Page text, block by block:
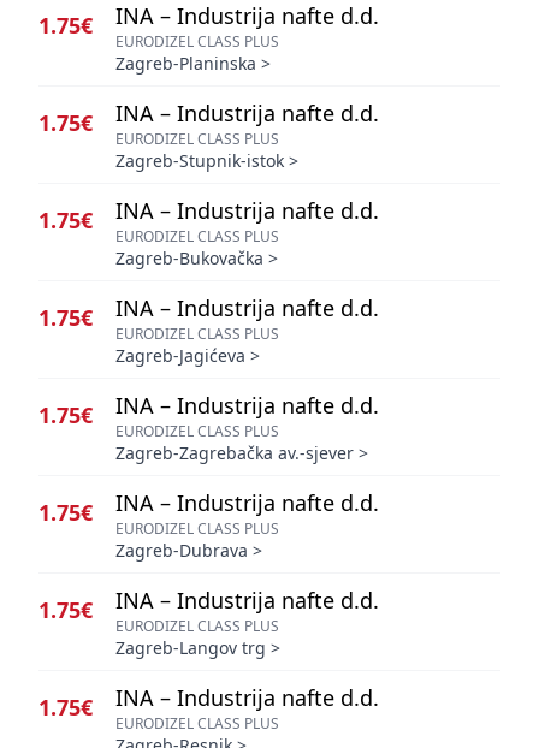
1.75€ INA – Industrija nafte d.d.
EURODIZEL CLASS PLUS
Zagreb-Planinska >
1.75€ INA – Industrija nafte d.d.
EURODIZEL CLASS PLUS
Zagreb-Stupnik-istok >
1.75€ INA – Industrija nafte d.d.
EURODIZEL CLASS PLUS
Zagreb-Bukovačka >
1.75€ INA – Industrija nafte d.d.
EURODIZEL CLASS PLUS
Zagreb-Jagićeva >
1.75€ INA – Industrija nafte d.d.
EURODIZEL CLASS PLUS
Zagreb-Zagrebačka av.-sjever >
1.75€ INA – Industrija nafte d.d.
EURODIZEL CLASS PLUS
Zagreb-Dubrava >
1.75€ INA – Industrija nafte d.d.
EURODIZEL CLASS PLUS
Zagreb-Langov trg >
1.75€ INA – Industrija nafte d.d.
EURODIZEL CLASS PLUS